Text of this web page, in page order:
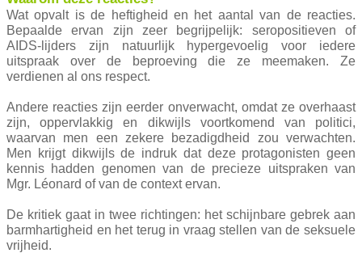
Wat opvalt is de heftigheid en het aantal van de reacties.
Bepaalde ervan zijn zeer begrijpelijk: seropositieven of
AIDS-lijders zijn natuurlijk hypergevoelig voor iedere
uitspraak over de beproeving die ze meemaken. Ze
verdienen al ons respect.
Andere reacties zijn eerder onverwacht, omdat ze overhaast
zijn, oppervlakkig en dikwijls voortkomend van politici,
waarvan men een zekere bezadigdheid zou verwachten.
Men krijgt dikwijls de indruk dat deze protagonisten geen
kennis hadden genomen van de precieze uitspraken van
Mgr. Léonard of van de context ervan.
De kritiek gaat in twee richtingen: het schijnbare gebrek aan
barmhartigheid en het terug in vraag stellen van de seksuele
vrijheid.